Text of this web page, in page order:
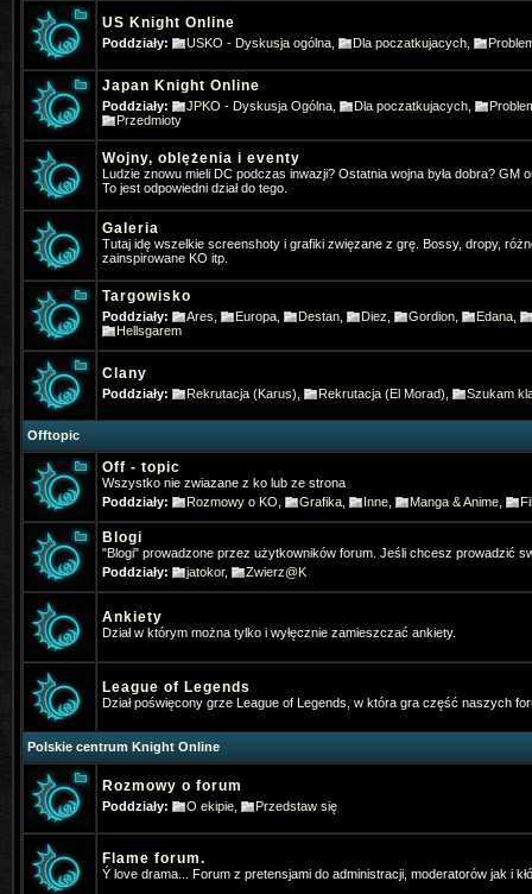
US Knight Online
Poddziały: USKO - Dyskusja ogólna Dla poczatkujacych
Japan Knight Online
Poddziały: JPKO - Dyskusja Ogólna Dla poczatkujacych
Przedmioty
Wojny, oblężenia i eventy
Ludzie znowu mieli DC podczas inwazji? Ostatnia wojna była dobra?
To jest odpowiedni dział do tego.
Galeria
Tutaj idę wszelkie screenshoty i grafiki zwięzane z grę. Bossy, dropy,
zainspirowane KO itp.
Targowisko
Poddziały: Ares Europa Destan Diez Gordion Edana
Hellsgarem
Clany
Poddziały: Rekrutacja (Karus) Rekrutacja (El Morad) Szukam
Offtopic
Off - topic
Wszystko nie zwiazane z ko lub ze strona
Poddziały:
Rozmowy o KO Grafika Inne Manga & Anime
Blogi
"Blogi" prowadzone przez użytkowników forum. Jeśli chcesz prowadzić
Poddziały:
jatokor, Zwierz@K
Ankiety
Dział w którym można tylko i wyłęcznie zamieszczać ankiety.
League of Legends
Dział poświęcony grze League of Legends, w która gra część naszych
Polskie centrum Knight Online
Rozmowy o forum
Poddziały: O ekipie Przedstaw się
Flame forum.
Ý love drama... Forum z pretensjami do administracji, moderatorów jak i
*Hangman
Gra ktoś w Nową online na
Pogo- 2025-01-31 17:31:27
Też jestem pos wrażeniem, że
Pogo- 2025-01-31 17:32:05
Jakby co osobiście gram w ko na
4Dominik- 2025-02-11 19:31:52
Widac ze jeszcze sie niektórzy
TheFlash- 2025-02-22 22:46:13
Chłopaki zapraszam was ⚔️KO-
& HD CLIENT ⏩BETA:21 Mart
Gloria
Gdzie Pogo grasz
Jak się nazywało forum
Kojarzy ktos moze filmik z PK z tą
v=JaCli6AB2vI
Vey - 2026-01-05 07:37:13
⭐OhaGaming.com v1534 ✅
Ja tez gram na MYKO,
*Hangman- 2026-01-13 19:46:40